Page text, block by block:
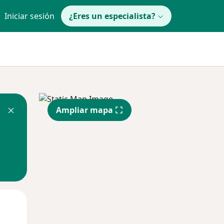
Iniciar sesión ¿Eres un especialista?
Ampliar mapa